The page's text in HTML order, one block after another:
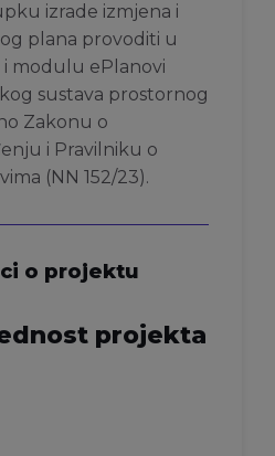
izrade izmjena i
plana provoditi u
modulu ePlanovi
sustava prostornog
Zakonu o
i Pravilniku o
(NN 152/23).
o projektu
projekta